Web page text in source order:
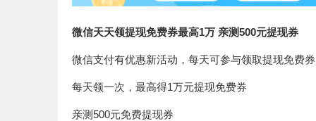
微信天天领提现免费券最高1万 亲测500元提现券
微信支付有优惠新活动，每天可参与领取提现免费券
每天领一次，最高得1万元提现免费券
亲测500元免费提现券